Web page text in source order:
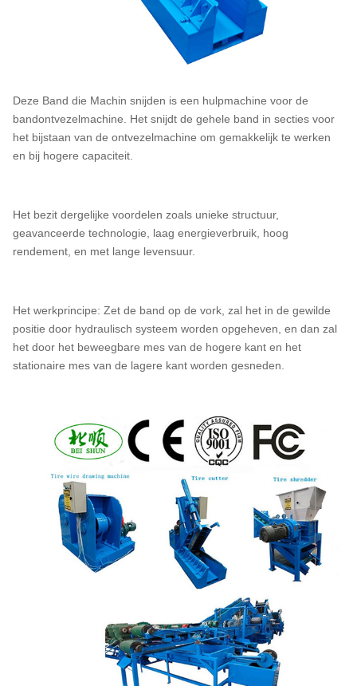
Deze Band die Machin snijden is een hulpmachine voor de
bandontvezelmachine. Het snijdt de gehele band in secties voor
het bijstaan van de ontvezelmachine om gemakkelijk te werken
en bij hogere capaciteit.
Het bezit dergelijke voordelen zoals unieke structuur,
geavanceerde technologie, laag energieverbruik, hoog
rendement, en met lange levensuur.
Het werkprincipe: Zet de band op de vork, zal het in de gewilde
positie door hydraulisch systeem worden opgeheven, en dan zal
het door het beweegbare mes van de hogere kant en het
stationaire mes van de lagere kant worden gesneden.